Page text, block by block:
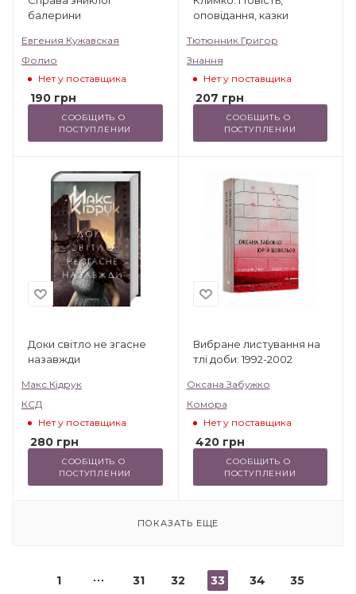
балерини
Евгения Кужавская
Фолио
Нет у поставщика
190 грн
СООБЩИТЬ О
ПОСТУПЛЕНИИ
оповідання, казки
Тютюнник Григор
Знання
Нет у поставщика
207 грн
СООБЩИТЬ О
ПОСТУПЛЕНИИ
Доки світло не згасне
назавжди
Макс Кідрук
КСД
Нет у поставщика
280 грн
СООБЩИТЬ О
ПОСТУПЛЕНИИ
Вибране листування на
тлі доби: 1992-2002
Оксана Забужко
Комора
Нет у поставщика
420грн
СООБЩИТЬ О
ПОСТУПЛЕНИИ
ПОКАЗАТЬ ЕЩЕ
1 31 32 33 34 35